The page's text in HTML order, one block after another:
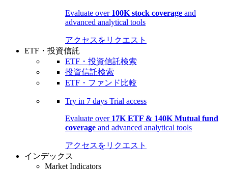
Evaluate over 100K stock coverage and
advanced analytical tools
アクセスをリクエスト
ETF・投資信託
ETF・投資信託検索
投資信託検索
ETF・ファンド比較
Try in 7 days Trial access
Evaluate over 17K ETF & 140K Mutual fund
coverage and advanced analytical tools
アクセスをリクエスト
インデックス
Market Indicators